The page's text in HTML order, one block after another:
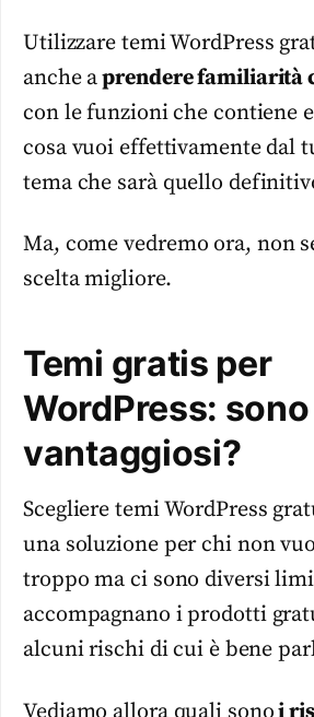
Utilizzare temi WordPress
anche aprendere familiarità
con le funzioni che contiene
cosa vuoi effettivamente dal
tema che sarà quello
Ma, come vedremo ora, non
scelta migliore.
Temi gratis per
WordPress:
vantaggiosi?
Scegliere temi WordPress
una soluzione per chi non
troppo ma ci sono diversi
accompagnano i prodotti
alcuni rischi di cui è bene